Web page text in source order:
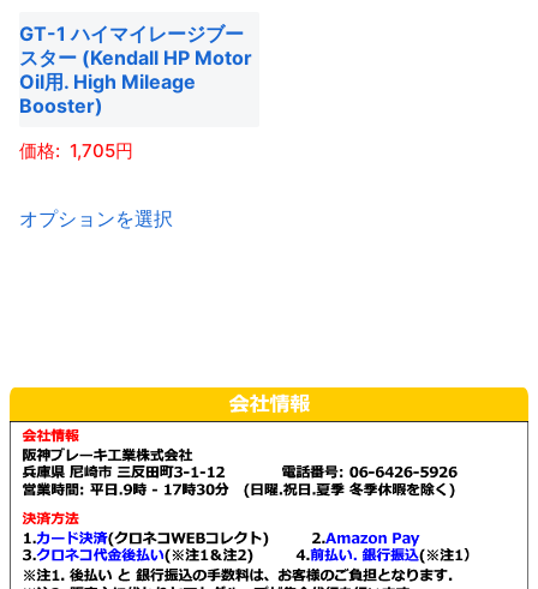
GT-1 ハイマイレージブー
スター (Kendall HP Motor
Oil用. High Mileage
Booster)
1,705
オプションを選択の
複
数
の
バ
エ